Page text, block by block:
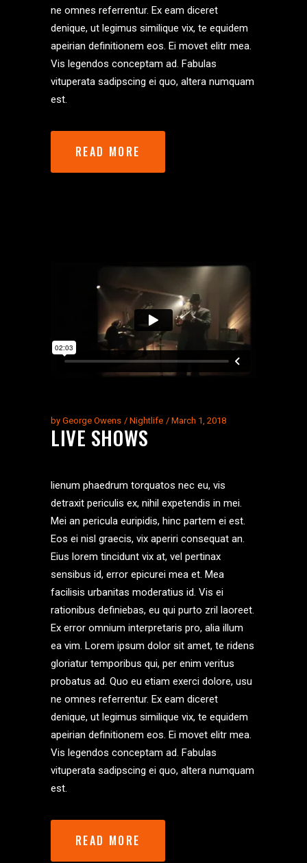
ne omnes referrentur. Ex eam diceret
denique, ut legimus similique vix, te equidem
apeirian definitionem eos. Ei movet elitr mea.
Vis legendos conceptam ad. Fabulas
vituperata sadipscing ei quo, altera numquam
est.
READ MORE
by George Owens Nightlife March 1, 2018
LIVE SHOWS
lienum phaedrum torquatos nec eu, vis
detraxit periculis ex, nihil expetendis in mei.
Mei an pericula euripidis, hinc partem ei est.
Eos ei nisl graecis, vix aperiri consequat an.
Eius lorem tincidunt vix at, vel pertinax
sensibus id, error epicurei mea et. Mea
facilisis urbanitas moderatius id. Vis ei
rationibus definiebas, eu qui purto zril laoreet.
Ex error omnium interpretaris pro, alia illum
ea vim. Lorem ipsum dolor sit amet, te ridens
gloriatur temporibus qui, per enim veritus
probatus ad. Quo eu etiam exerci dolore, usu
ne omnes referrentur. Ex eam diceret
denique, ut legimus similique vix, te equidem
apeirian definitionem eos. Ei movet elitr mea.
Vis legendos conceptam ad. Fabulas
vituperata sadipscing ei quo, altera numquam
est.
READ MORE